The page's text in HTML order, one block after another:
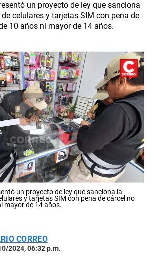
un proyecto de ley que sanciona
celulares y tarjetas SIM con pena de
10 años ni mayor de 14 años.
un proyecto de ley que sanciona la
y tarjetas SIM con pena de cárcel no
mayor de 14 años.
CORREO
2024, 06:32 p.m.